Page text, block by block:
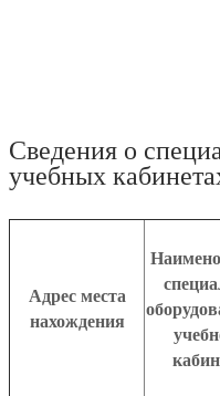
Сведения о
учебных
Адрес места
нахождения